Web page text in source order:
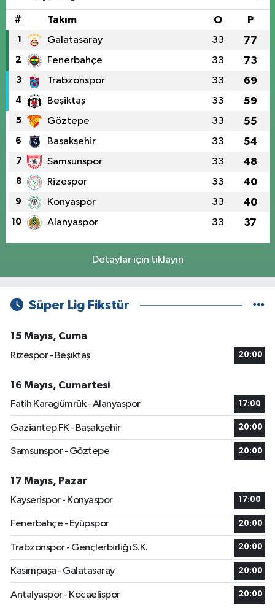
# Takım O P
1 Galatasaray 33 77
2 Fenerbahçe 33 73
3 Trabzonspor 33 69
4 Beşiktaş 33 59
5 Göztepe 33 55
6 Başakşehir 33 54
7 Samsunspor 33 48
8 Rizespor 33 40
9 Konyaspor 33 40
10 Alanyaspor 33 37
Detaylar için tıklayın
Süper Lig Fikstür
15 Mayıs, Cuma
Rizespor - Beşiktaş
20:00
16 Mayıs, Cumartesi
Fatih Karagümrük - Alanyaspor
17:00
Gaziantep FK - Başakşehir 20:00
Samsunspor - Göztepe 20:00
17 Mayıs, Pazar
Kayserispor - Konyaspor
17:00
Fenerbahçe - Eyüpspor 20:00
Trabzonspor - Gençlerbirliği S.K. 20:00
Kasımpaşa - Galatasaray 20:00
Antalyaspor - Kocaelispor 20:00